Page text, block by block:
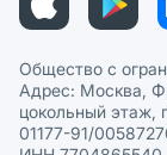
Общество с
Адрес: Москва,
цокольный этаж,
01177-91/